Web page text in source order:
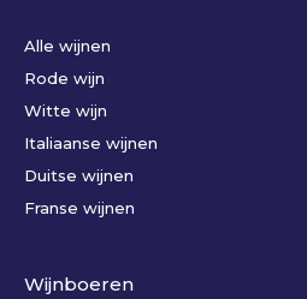
Alle wijnen
Rode wijn
Witte wijn
Italiaanse wijnen
Duitse wijnen
Franse wijnen
Wijnboeren